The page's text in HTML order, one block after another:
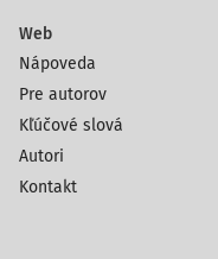
Web
Nápoveda
Pre autorov
Kľúčové slová
Autori
Kontakt